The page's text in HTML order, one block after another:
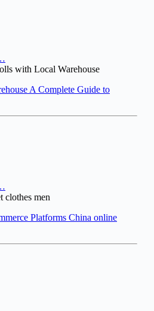
with Local Warehouse
A Complete Guide to
clothes men
Platforms China online